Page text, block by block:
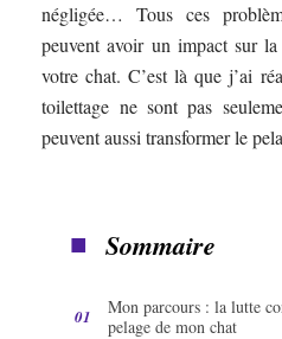
négligée… Tous ces
peuvent avoir un impact sur
votre chat. C’est là que j’ai
toilettage ne sont pas
peuvent aussi transformer le
Sommaire
Mon parcours : la lutte
pelage de mon chat